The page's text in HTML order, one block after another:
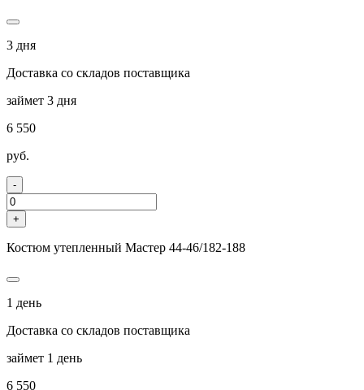
3 дня
Доставка со складов поставщика
займет 3 дня
6 550
руб.
-
+
Костюм утепленный Мастер 44-46/182-188
1 день
Доставка со складов поставщика
займет 1 день
6 550